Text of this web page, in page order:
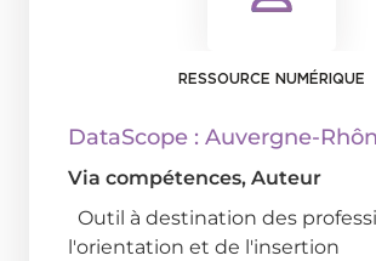
RESSOURCE NUMÉRIQUE
DataScope : Auvergne-
Via compétences, Auteur
Outil à destination des
l'orientation et de l'insertion